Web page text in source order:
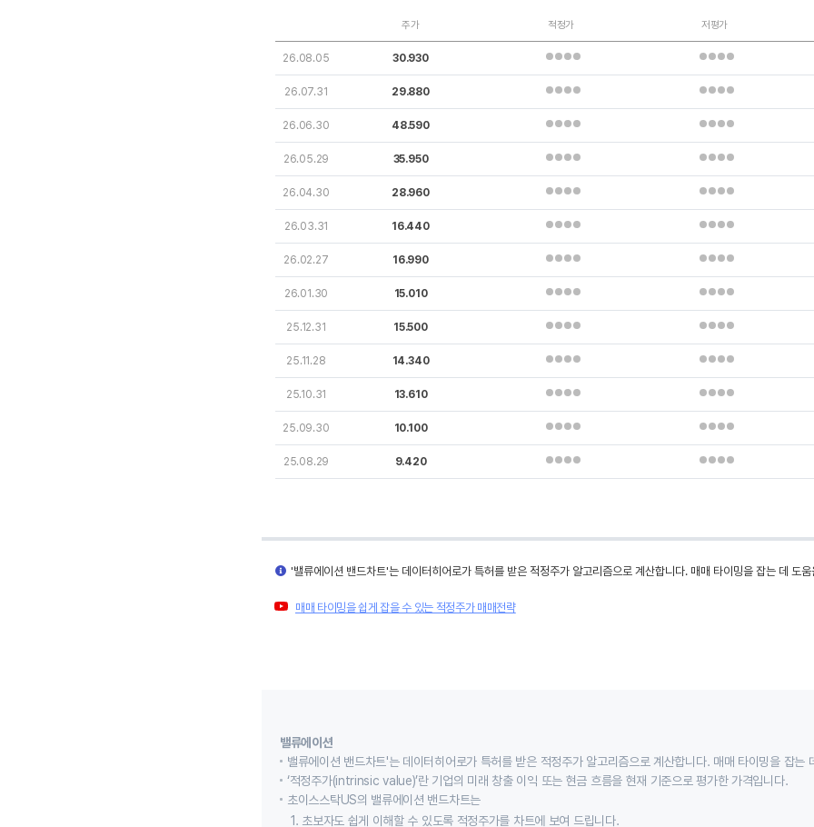
주가 적정가 저평가
26.08.05 30.930
26.07.31 29.880
26.06.30 48.590
26.05.29 35.950
26.04.30 28.960
26.03.31 16.440
26.02.27 16.990
26.01.30 15.010
25.12.31 15.500
25.11.28 14.340
25.10.31 13.610
25.09.30 10.100
25.08.29 9.420
'밸류에이션 밴드차트'는 데이터히어로가 특허를 받은 적정주가 알고리즘으로 계산합니다. 매매 타이밍을 잡는 데 도
매매 타이밍을 쉽게 잡을 수 있는 적정주가 매매전략
밸류에이션
밸류에이션 밴드차트'는 데이터히어로가 특허를 받은 적정주가 알고리즘으로 계산합니다. 매매 타이밍을 잡는
‘적정주가(intrinsic value)’란 기업의 미래 창출 이익 또는 현금 흐름을 현재 기준으로 평가한 가격입니다.
초이스스탁US의 밸류에이션 밴드차트는
1. 초보자도 쉽게 이해할 수 있도록 적정주가를 차트에 보여 드립니다.